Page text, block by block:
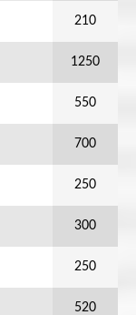
210
1250
550
700
250
300
250
520